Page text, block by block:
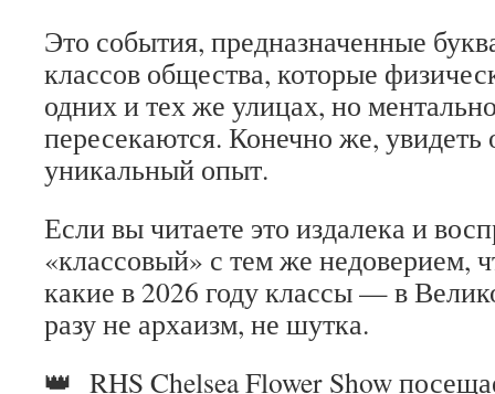
Это события, предназначенные
классов общества, которые
одних и тех же улицах, но
пересекаются. Конечно же,
уникальный опыт.
Если вы читаете это издалека и
«классовый» с тем же недоверием,
какие в 2026 году классы — в
разу не архаизм, не шутка.
👑 RHS Chelsea Flower Show